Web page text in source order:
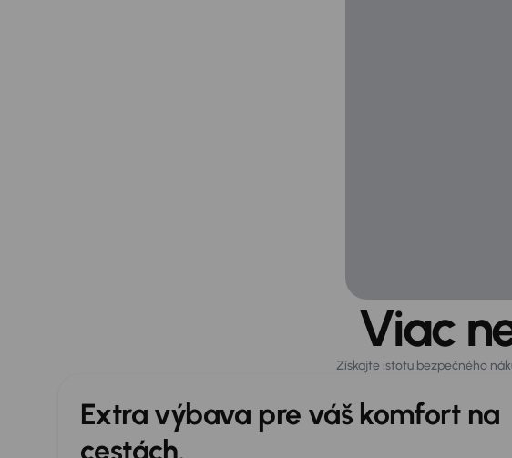
Viac
Získajte istotu bezpečného
Extra výbava pre váš komfort na
cestách.